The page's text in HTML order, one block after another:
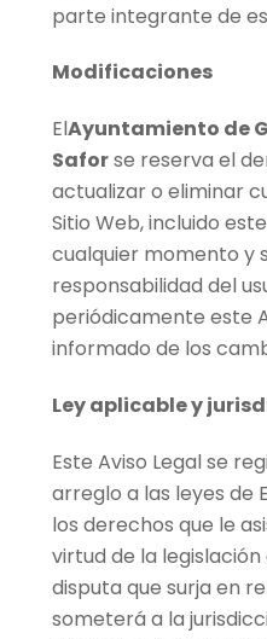
parte integrante de
Modificaciones
ElAyuntamiento de
Saforse reserva el
actualizar o eliminar
Sitio Web, incluido
cualquier momento y
responsabilidad del
periódicamente este
informado de los
Ley aplicable y
Este Aviso Legal se
arreglo a las leyes de
los derechos que le
virtud de la
disputa que surja en
someterá a la